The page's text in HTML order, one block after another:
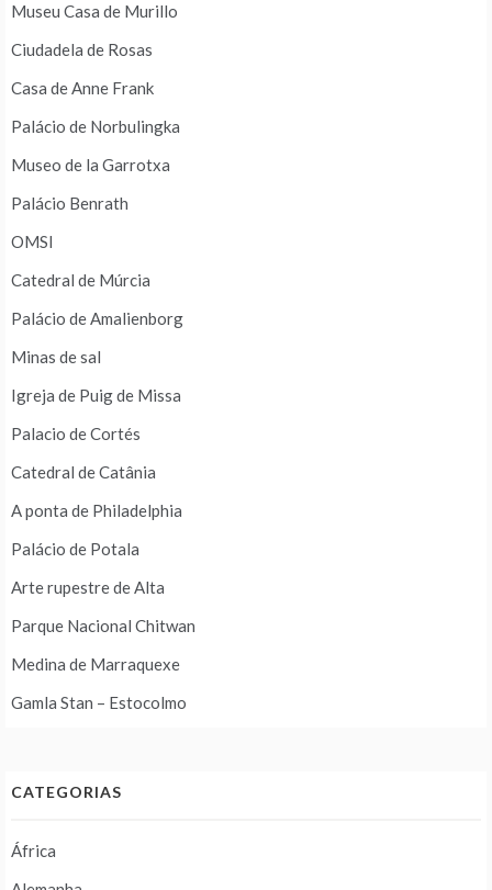
Museu Casa de Murillo
Ciudadela de Rosas
Casa de Anne Frank
Palácio de Norbulingka
Museo de la Garrotxa
Palácio Benrath
OMSI
Catedral de Múrcia
Palácio de Amalienborg
Minas de sal
Igreja de Puig de Missa
Palacio de Cortés
Catedral de Catânia
A ponta de Philadelphia
Palácio de Potala
Arte rupestre de Alta
Parque Nacional Chitwan
Medina de Marraquexe
Gamla Stan – Estocolmo
CATEGORIAS
África